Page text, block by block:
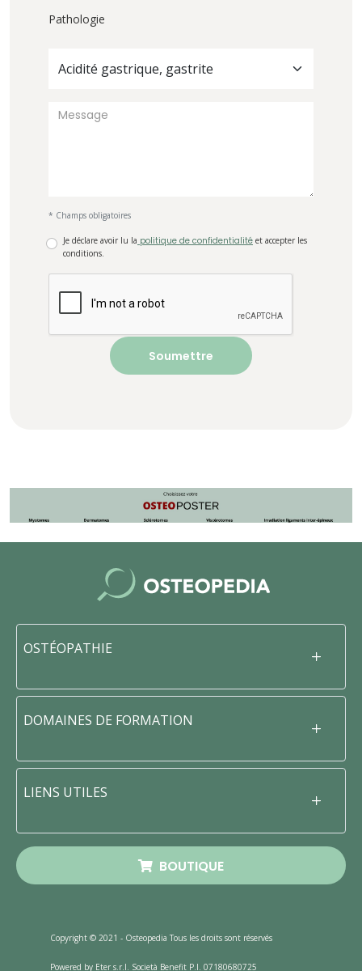
Pathologie
Acidité gastrique, gastrite
* Champs obligatoires
Je déclare avoir lu la politique de confidentialité et accepter les
conditions.
OSTÉOPATHIE
DOMAINES DE FORMATION
LIENS UTILES
BOUTIQUE
Copyright © 2021 - Osteopedia Tous les droits sont réservés
Powered by Eter s.r.l. Società Benefit P.I. 07180680725